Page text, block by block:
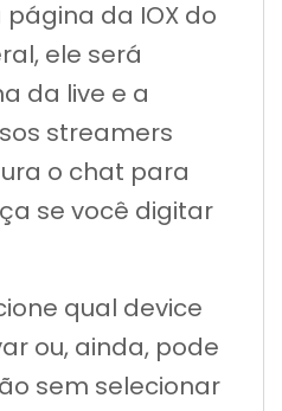
da IOX do
ele será
da live e a
streamers
o chat para
se você digitar
qual device
ou, ainda, pode
sem selecionar